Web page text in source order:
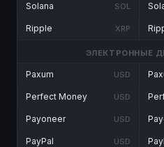
Solana SOL
Ripple XRP
ЭЛЕКТРОННЫЕ
Paxum USD
Perfect Money USD
Payoneer USD
PayPal USD